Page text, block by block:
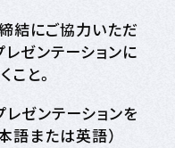
結にご協力いただ
ゼンテーションに
と。
レゼンテーションを
語または英語）